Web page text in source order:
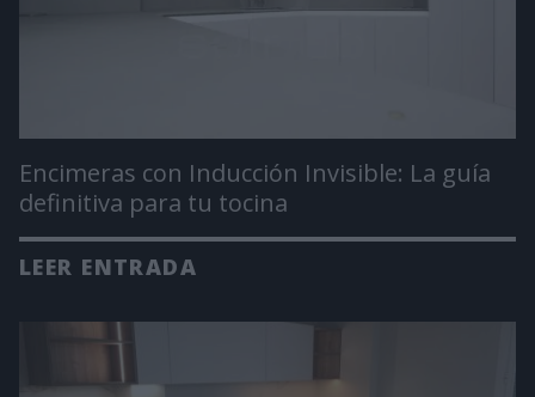
Encimeras con Inducción Invisible: La guía
definitiva para tu tocina
LEER ENTRADA